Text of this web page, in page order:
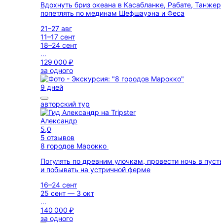
Вдохнуть бриз океана в Касабланке, Рабате,
попетлять по мединам Шефшауэна и Феса
21–27 авг
11–17 сент
18–24 сент
...
129 000 ₽
за одного
9 дней
авторский тур
Александр
5,0
5 отзывов
8 городов Марокко
Погулять по древним улочкам, провести ночь в
и побывать на устричной ферме
16–24 сент
25 сент — 3 окт
...
140 000 ₽
за одного